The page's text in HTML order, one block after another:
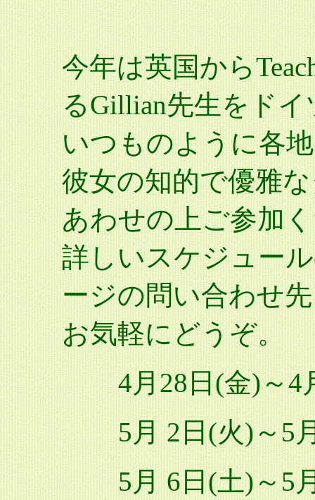
今年は英国から
るGillian先生をド
いつものように各
彼女の知的で優雅
あわせの上ご参加
詳しいスケジュー
ージの問い合わせ
お気軽にどうぞ。
4月28日(金)～4
5月 2日(火)～5
5月 6日(土)～5